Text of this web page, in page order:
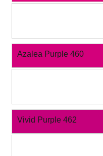
Azalea Purple 460
Vivid Purple 462